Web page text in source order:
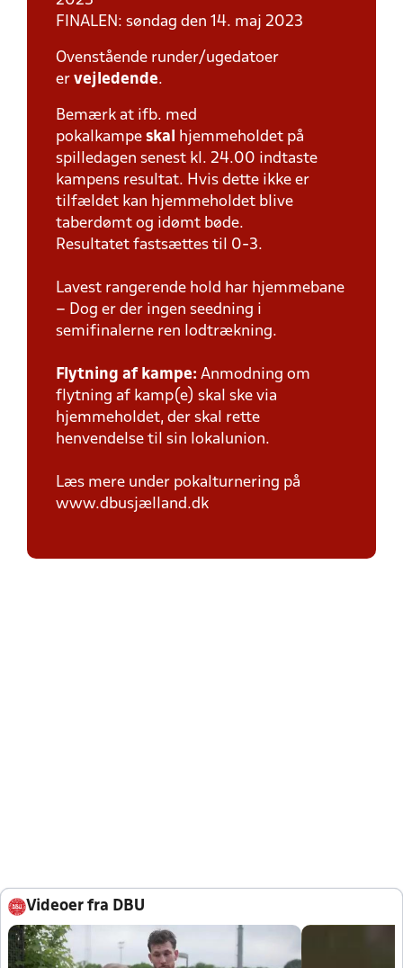
FINALEN: søndag den 14. maj 2023
Ovenstående runder/ugedatoer
er vejledende.
Bemærk at ifb. med
pokalkampe skal
hjemmeholdet på
spilledagen senest kl. 24.00 indtaste
kampens resultat. Hvis dette ikke er
tilfældet kan hjemmeholdet blive
taberdømt og idømt bøde.
Resultatet fastsættes til 0-3.
Lavest rangerende hold har hjemmebane
– Dog er der ingen seedning i
semifinalerne ren lodtrækning.
Flytning af kampe: Anmodning om
flytning af kamp(e) skal ske via
hjemmeholdet, der skal rette
henvendelse til sin lokalunion.
Læs mere under pokalturnering på
www.dbusjælland.dk
Videoer fra DBU